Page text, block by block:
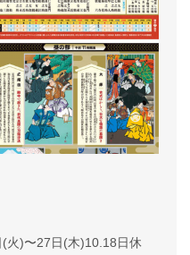
火)〜27日(木)10.18日休